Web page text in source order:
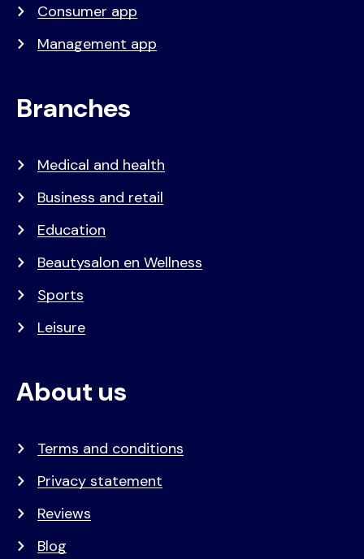
Consumer app
Management app
Branches
Medical and health
Business and retail
Education
Beautysalon en Wellness
Sports
Leisure
About us
Terms and conditions
Privacy statement
Reviews
Blog